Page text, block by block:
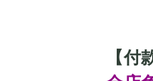
【付